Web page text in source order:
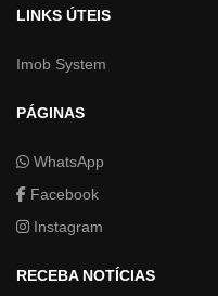
LINKS ÚTEIS
Imob System
PÁGINAS
WhatsApp
Facebook
Instagram
RECEBA NOTÍCIAS